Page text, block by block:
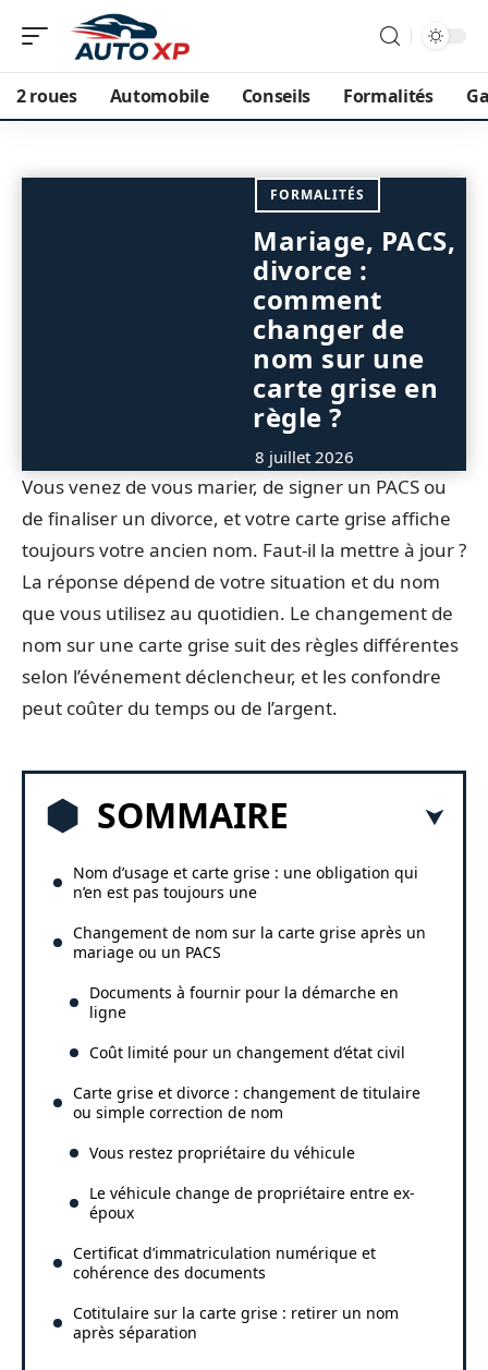
2 roues Automobile Conseils Formalités
FORMALITÉS
Mariage, PACS,
divorce :
comment
changer de
nom sur une
carte grise en
règle ?
8 juillet 2026
Vous venez de vous marier, de signer un PACS ou
de finaliser un divorce, et votre carte grise affiche
toujours votre ancien nom. Faut-il la mettre à jour ?
La réponse dépend de votre situation et du nom
que vous utilisez au quotidien. Le changement de
nom sur une carte grise suit des règles différentes
selon l’événement déclencheur, et les confondre
peut coûter du temps ou de l’argent.
SOMMAIRE
Nom d’usage et carte grise : une obligation qui
n’en est pas toujours une
Changement de nom sur la carte grise après un
mariage ou un PACS
Documents à fournir pour la démarche en
ligne
Coût limité pour un changement d’état civil
Carte grise et divorce : changement de titulaire
ou simple correction de nom
Vous restez propriétaire du véhicule
Le véhicule change de propriétaire entre ex-
époux
Certificat d’immatriculation numérique et
cohérence des documents
Cotitulaire sur la carte grise : retirer un nom
après séparation